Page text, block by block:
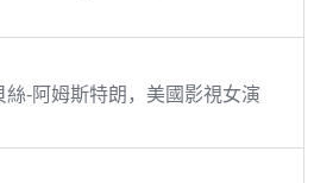
-阿姆斯特朗，美國影視女演